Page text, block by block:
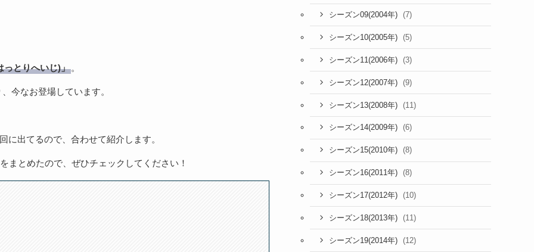
っとりへいじ)」 。
今なお登場しています。
に出てるので、合わせて紹介します。
をまとめたので、ぜひチェックしてください！
シーズン09(2004年) (7)
シーズン10(2005年) (5)
シーズン11(2006年) (3)
シーズン12(2007年) (9)
シーズン13(2008年) (11)
シーズン14(2009年) (6)
シーズン15(2010年) (8)
シーズン16(2011年) (8)
シーズン17(2012年) (10)
シーズン18(2013年) (11)
シーズン19(2014年) (12)